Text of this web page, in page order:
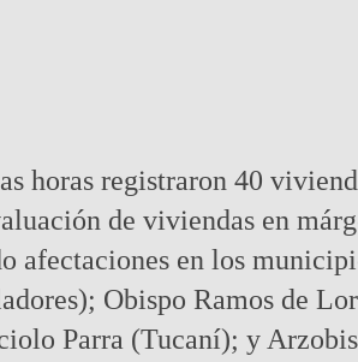
horas registraron 40
de viviendas en
afectaciones en los
Obispo Ramos de
Parra (Tucaní); y